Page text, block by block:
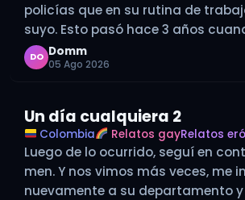
policías que en su rutina de
suyo. Esto pasó hace 3 años
cuando es época de vacaciones
DO Domm
05 Ago 2026
Un día cualquiera 2
Colombia Relatos gayRelatos
Luego de lo ocurrido, seguí en
men. Y nos vimos más veces, me
nuevamente a su departamento y